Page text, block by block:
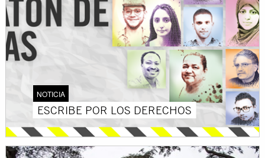
NOTICIA
ESCRIBE POR LOS DERECHOS